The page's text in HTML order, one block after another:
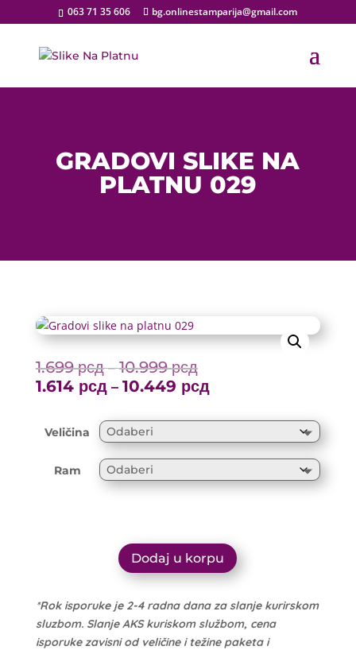
063 71 35 606 bg.onlinestamparija@gmail.com
GRADOVI SLIKE NA
PLATNU 029
1.699рсд – 10.999рсдPrice
range:
through
10.999 рсд
1.614 рсд – 10.449 рсд
1.614 рсд
through
10.449 рсд
Veličina
Ram
Dodaj u korpu
*Rok isporuke je 2-4 radna dana za slanje kurirskom
sluzbom. Slanje AKS kuriskom službom, cena
isporuke zavisni od veličine i težine paketa i